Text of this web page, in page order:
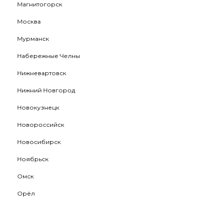
Магнитогорск
Москва
Мурманск
Набережные Челны
Нижневартовск
Нижний Новгород
Новокузнецк
Новороссийск
Новосибирск
Ноябрьск
Омск
Орёл